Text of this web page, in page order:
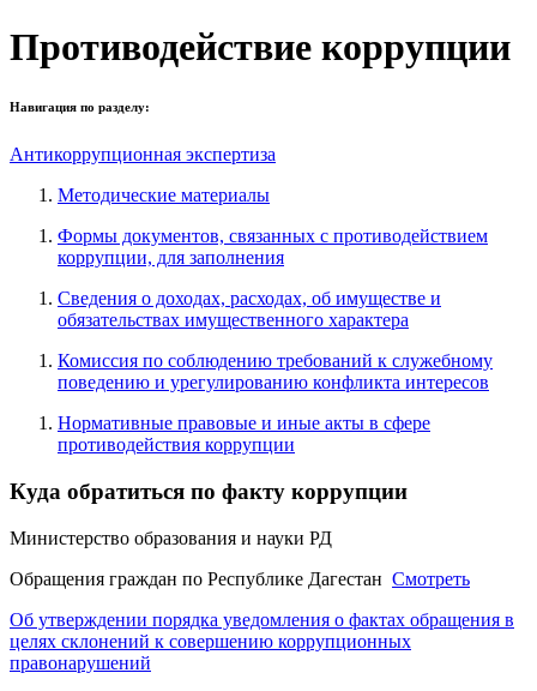
Противодействие коррупции
Навигация по разделу:
Антикоррупционная экспертиза
Методические материалы
Формы документов, связанных с противодействием
коррупции, для заполнения
Сведения о доходах, расходах, об имуществе и
обязательствах имущественного характера
Комиссия по соблюдению требований к служебному
поведению и урегулированию конфликта интересов
Нормативные правовые и иные акты в сфере
противодействия коррупции
Куда обратиться по факту коррупции
Министерство образования и науки РД
Обращения граждан по Республике Дагестан Смотреть
Об утверждении порядка уведомления о фактах обращения в
целях склонений к совершению коррупционных
правонарушений